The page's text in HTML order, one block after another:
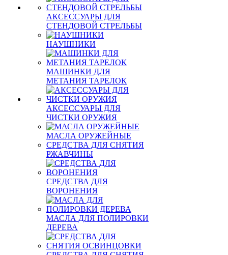
АКСЕССУАРЫ ДЛЯ
СТЕНДОВОЙ СТРЕЛЬБЫ
НАУШНИКИ
МАШИНКИ ДЛЯ
МЕТАНИЯ ТАРЕЛОК
АКСЕССУАРЫ ДЛЯ
ЧИСТКИ ОРУЖИЯ
МАСЛА ОРУЖЕЙНЫЕ
СРЕДСТВА ДЛЯ СНЯТИЯ
РЖАВЧИНЫ
СРЕДСТВА ДЛЯ
ВОРОНЕНИЯ
МАСЛА ДЛЯ ПОЛИРОВКИ
ДЕРЕВА